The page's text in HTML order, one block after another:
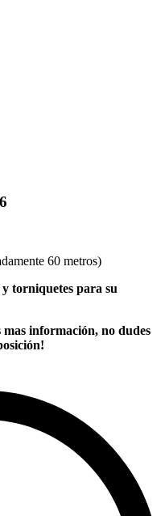
60 metros)
torniquetes para su
mas información, no dudes